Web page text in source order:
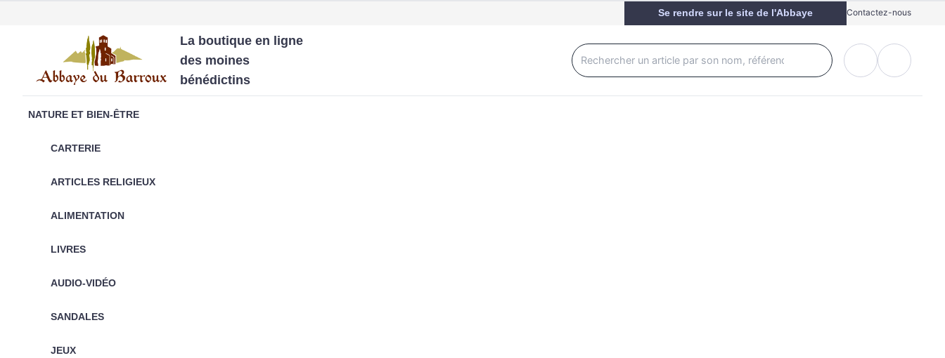
Se rendre sur le site de l'Abbaye Contactez-nous
NATURE ET BIEN-ÊTRE
CARTERIE
ARTICLES RELIGIEUX
ALIMENTATION
LIVRES
AUDIO-VIDÉO
SANDALES
JEUX
La boutique en ligne
des moines
bénédictins